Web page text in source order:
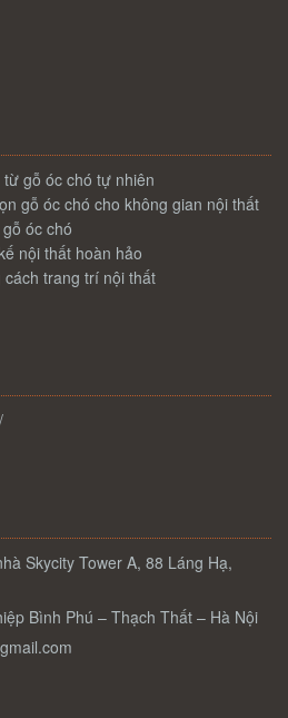
gỗ óc chó tự nhiên
gỗ óc chó cho không gian nội thất
óc chó
nội thất hoàn hảo
trang trí nội thất
Skycity Tower A, 88 Láng Hạ,
Bình Phú – Thạch Thất – Hà Nội